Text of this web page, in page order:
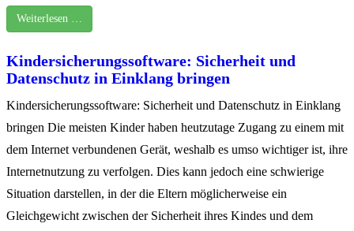
Weiterlesen …
Kindersicherungssoftware: Sicherheit und
Datenschutz in Einklang bringen
Kindersicherungssoftware: Sicherheit und Datenschutz in Einklang
bringen Die meisten Kinder haben heutzutage Zugang zu einem mit
dem Internet verbundenen Gerät, weshalb es umso wichtiger ist, ihre
Internetnutzung zu verfolgen. Dies kann jedoch eine schwierige
Situation darstellen, in der die Eltern möglicherweise ein
Gleichgewicht zwischen der Sicherheit ihres Kindes und dem